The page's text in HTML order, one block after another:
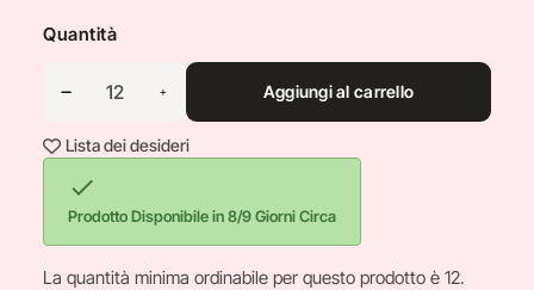
Quantità
Aggiungi al carrello
Lista dei desideri

Prodotto Disponibile in 8/9 Giorni Circa
La quantità minima ordinabile per questo prodotto è 12.